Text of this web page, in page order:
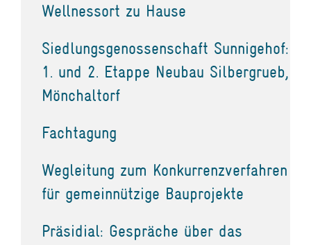
Wellnessort zu Hause
Siedlungsgenossenschaft Sunnigehof:
1. und 2. Etappe Neubau Silbergrueb,
Mönchaltorf
Fachtagung
Wegleitung zum Konkurrenzverfahren
für gemeinnützige Bauprojekte
Präsidial: Gespräche über das